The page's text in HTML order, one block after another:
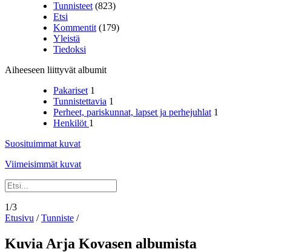
Tunnisteet (823)
Etsi
Kommentit (179)
Yleistä
Tiedoksi
Aiheeseen liittyvät albumit
Pakariset 1
Tunnistettavia 1
Perheet, pariskunnat, lapset ja perhejuhlat 1
Henkilöt 1
Suosituimmat kuvat
Viimeisimmät kuvat
1/3
Etusivu /Tunniste /
Kuvia Arja Kovasen albumista